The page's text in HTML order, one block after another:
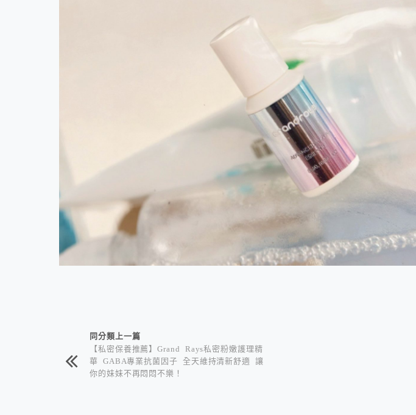
相連文章同分類上一篇
【私密保養推薦】Grand Rays私密粉嫩護理精
華 GABA專業抗菌因子 全天維持清新舒適 讓
你的妹妹不再悶悶不樂！